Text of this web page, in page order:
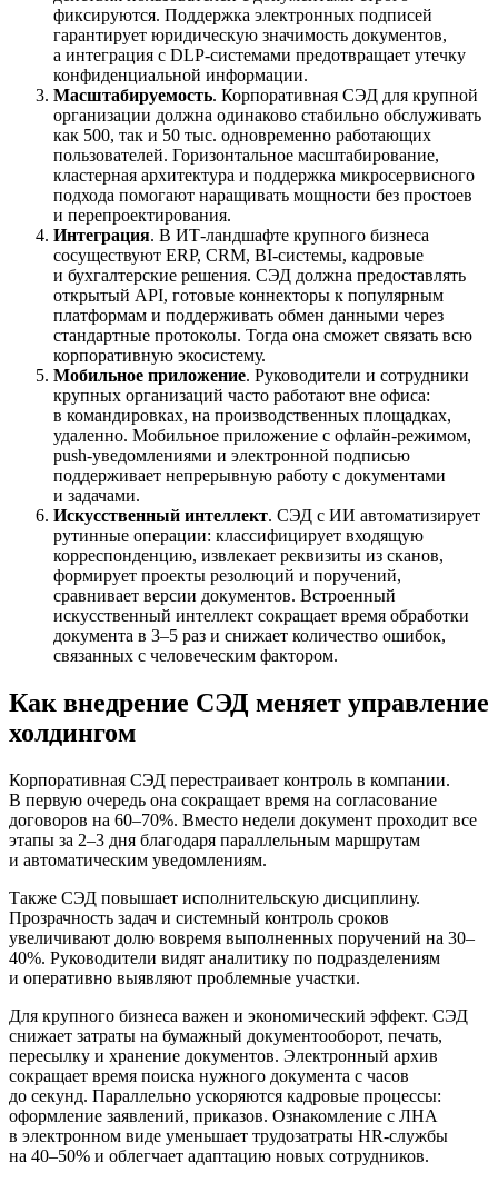
фиксируются. Поддержка электронных подписей
гарантирует юридическую значимость документов,
а интеграция с DLP-системами предотвращает утечку
конфиденциальной информации.
Масштабируемость. Корпоративная СЭД для крупной
организации должна одинаково стабильно обслуживать
как 500, так и 50 тыс. одновременно работающих
пользователей. Горизонтальное масштабирование,
кластерная архитектура и поддержка микросервисного
подхода помогают наращивать мощности без простоев
и перепроектирования.
Интеграция. В ИТ-ландшафте крупного бизнеса
сосуществуют ERP, CRM, BI-системы, кадровые
и бухгалтерские решения. СЭД должна предоставлять
открытый API, готовые коннекторы к популярным
платформам и поддерживать обмен данными через
стандартные протоколы. Тогда она сможет связать всю
корпоративную экосистему.
Мобильное приложение. Руководители и сотрудники
крупных организаций часто работают вне офиса:
в командировках, на производственных площадках,
удаленно. Мобильное приложение с офлайн-режимом,
push-уведомлениями и электронной подписью
поддерживает непрерывную работу с документами
и задачами.
Искусственный интеллект. СЭД с ИИ автоматизирует
рутинные операции: классифицирует входящую
корреспонденцию, извлекает реквизиты из сканов,
формирует проекты резолюций и поручений,
сравнивает версии документов. Встроенный
искусственный интеллект сокращает время обработки
документа в 3–5 раз и снижает количество ошибок,
связанных с человеческим фактором.
Как внедрение СЭД меняет управление
холдингом
Корпоративная СЭД перестраивает контроль в компании.
В первую очередь она сокращает время на согласование
договоров на 60–70%. Вместо недели документ проходит все
этапы за 2–3 дня благодаря параллельным маршрутам
и автоматическим уведомлениям.
Также СЭД повышает исполнительскую дисциплину.
Прозрачность задач и системный контроль сроков
увеличивают долю вовремя выполненных поручений на 30–
40%. Руководители видят аналитику по подразделениям
и оперативно выявляют проблемные участки.
Для крупного бизнеса важен и экономический эффект. СЭД
снижает затраты на бумажный документооборот, печать,
пересылку и хранение документов. Электронный архив
сокращает время поиска нужного документа с часов
до секунд. Параллельно ускоряются кадровые процессы:
оформление заявлений, приказов. Ознакомление с ЛНА
в электронном виде уменьшает трудозатраты HR-службы
на 40–50% и облегчает адаптацию новых сотрудников.